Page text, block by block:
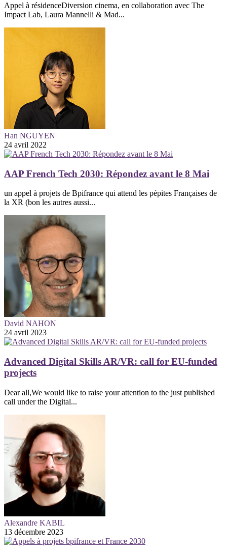
Appel à résidenceDiversion cinema, en collaboration avec The
Impact Lab, Laura Mannelli & Mad...
Han NGUYEN
24 avril 2022
AAP French Tech 2030: Répondez avant le 8 Mai
un appel à projets de Bpifrance qui attend les pépites Françaises de
la XR (bon les autres aussi...
David NAHON
24 avril 2023
Advanced Digital Skills AR/VR: call for EU-funded
projects
Dear all,We would like to raise your attention to the just published
call under the Digital...
Alexandre KABIL
13 décembre 2023